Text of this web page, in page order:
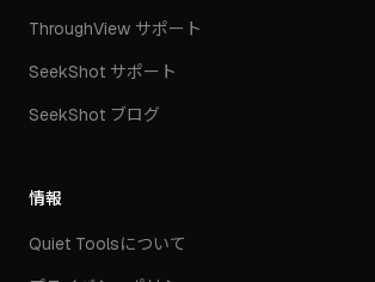
ThroughView サポート
SeekShot サポート
SeekShot ブログ
情報
Quiet Toolsについて